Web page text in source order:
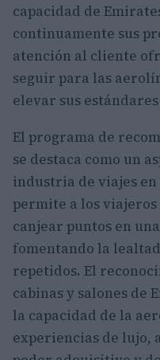
capacidad de
continuamente sus
atención al cliente
seguir para las
elevar sus
El programa de
se destaca como un
industria de viajes
permite a los
canjear puntos en
fomentando la
repetidos. El
cabinas y salones de
la capacidad de la
experiencias de lujo,